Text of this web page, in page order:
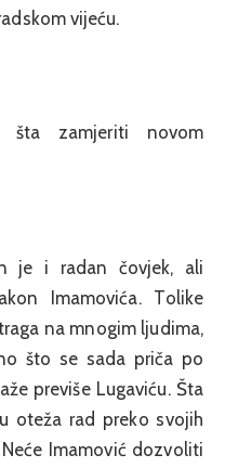
vijeću.
šta zamjeriti novom
je i radan čovjek, ali
Imamovića. Tolike
na mnogim ljudima,
što se sada priča po
previše Lugaviću. Šta
oteža rad preko svojih
Imamović dozvoliti